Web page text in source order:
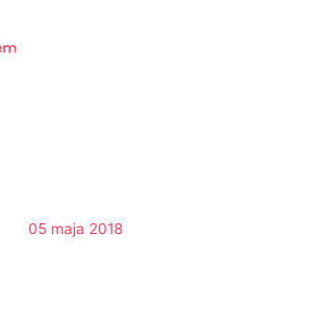
05 maja 2018